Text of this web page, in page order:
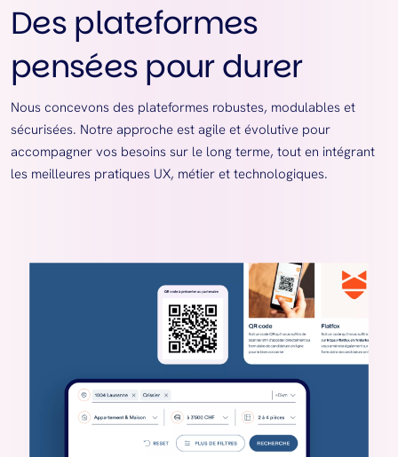
Des plateformes
pensées pour durer
Nous concevons des plateformes robustes, modulables et
sécurisées. Notre approche est agile et évolutive pour
accompagner vos besoins sur le long terme, tout en intégrant
les meilleures pratiques UX, métier et technologiques.